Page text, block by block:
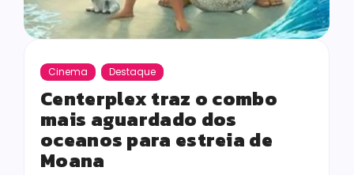
Cinema Destaque
Centerplex traz o combo
mais aguardado dos
oceanos para estreia de
Moana